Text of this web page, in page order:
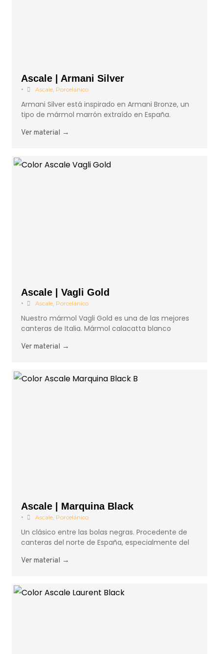
Ascale | Armani Silver
• Ascale, Porcelánico
Armani Silver está inspirado en Armani Bronze, un
tipo de mármol marrón extraído en España.
Ver material →
Ascale | Vagli Gold
• Ascale, Porcelánico
Nuestro mármol Vagli Gold es una de las mejores
canteras de Italia. Mármol calacatta blanco
Ver material →
Ascale | Marquina Black
• Ascale, Porcelánico
Un clásico entre las bolas negras. Procedente de
canteras del norte de España, especialmente del
Ver material →